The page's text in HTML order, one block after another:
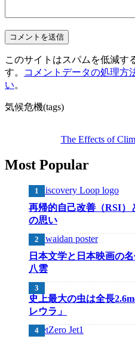
このサイトはスパムを低減す
す。
コメントデータの処理方
い。
気候危機(tags)
The Effects of
Most Popular
再帰的自己改善（RSI
の思い
日本文学と日本映画の
八雲
史上最大の虫は全長
レウラ」